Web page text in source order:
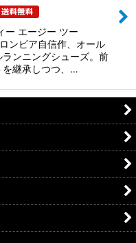
ー エージー ツー
ンビア自信作、オール
ンニングシューズ。前
を継承しつつ、…